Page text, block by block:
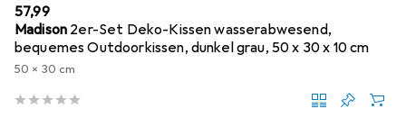
EUR
57,99
Madison 2er-Set Deko-Kissen wasserabwesend,
bequemes Outdoorkissen, dunkel grau, 50 x 30 x 10 cm
50 x 30 cm